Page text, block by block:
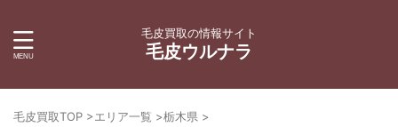
毛皮買取の情報サイト
毛皮ウルナラ
毛皮買取TOP >エリア一覧 >栃木県 >